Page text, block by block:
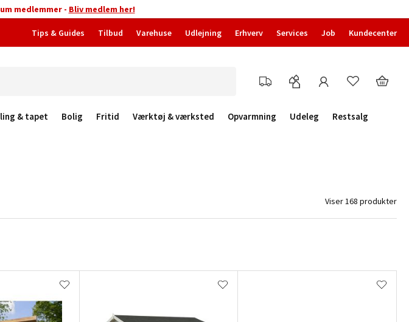
medlemmer - Bliv medlem her!
Tips & Guides Tilbud Varehuse Udlejning Erhverv Services Job Kundecenter
& tapet Bolig Fritid Værktøj & værksted Opvarmning Udeleg
Restsalg
Viser 168 produkter